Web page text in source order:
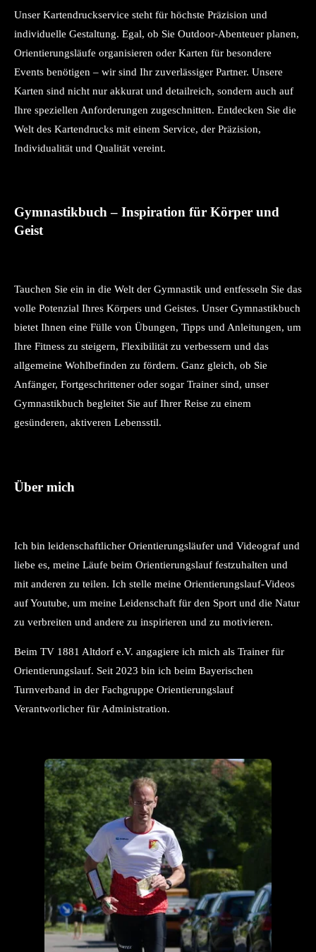
Unser Kartendruckservice steht für höchste Präzision und
individuelle Gestaltung. Egal, ob Sie Outdoor-Abenteuer planen,
Orientierungsläufe organisieren oder Karten für besondere
Events benötigen – wir sind Ihr zuverlässiger Partner. Unsere
Karten sind nicht nur akkurat und detailreich, sondern auch auf
Ihre speziellen Anforderungen zugeschnitten. Entdecken Sie die
Welt des Kartendrucks mit einem Service, der Präzision,
Individualität und Qualität vereint.
Gymnastikbuch – Inspiration für Körper und
Geist
Tauchen Sie ein in die Welt der Gymnastik und entfesseln Sie das
volle Potenzial Ihres Körpers und Geistes. Unser Gymnastikbuch
bietet Ihnen eine Fülle von Übungen, Tipps und Anleitungen, um
Ihre Fitness zu steigern, Flexibilität zu verbessern und das
allgemeine Wohlbefinden zu fördern. Ganz gleich, ob Sie
Anfänger, Fortgeschrittener oder sogar Trainer sind, unser
Gymnastikbuch begleitet Sie auf Ihrer Reise zu einem
gesünderen, aktiveren Lebensstil.
Über mich
Ich bin leidenschaftlicher Orientierungsläufer und Videograf und
liebe es, meine Läufe beim Orientierungslauf festzuhalten und
mit anderen zu teilen. Ich stelle meine Orientierungslauf-Videos
auf Youtube, um meine Leidenschaft für den Sport und die Natur
zu verbreiten und andere zu inspirieren und zu motivieren.
Beim TV 1881 Altdorf e.V. angagiere ich mich als Trainer für
Orientierungslauf. Seit 2023 bin ich beim Bayerischen
Turnverband in der Fachgruppe Orientierungslauf
Verantworlicher für Administration.